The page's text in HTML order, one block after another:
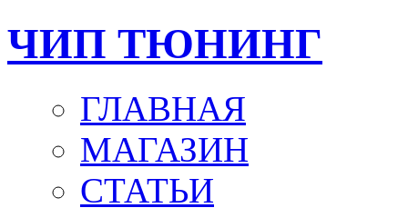
ЧИП ТЮНИНГ
ГЛАВНАЯ
МАГАЗИН
СТАТЬИ